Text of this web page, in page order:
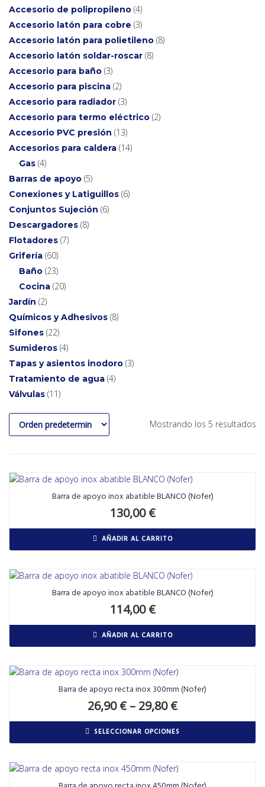
Mostrando los 5 resultados
Barra de apoyo inox abatible BLANCO (Nofer)
130,00€
AÑADIR AL CARRITO
Barra de apoyo inox abatible BLANCO (Nofer)
114,00€
AÑADIR AL CARRITO
Barra de apoyo recta inox 300mm (Nofer)
26,90€– 29,80€
SELECCIONAR OPCIONES
Accesorio de polipropileno 4
Accesorio latón para cobre 3
Accesorio latón para polietileno 8
Accesorio latón soldar-roscar 8
Accesorio para baño 3
Accesorio para piscina 2
Accesorio para radiador 3
Accesorio para termo eléctrico 2
Accesorio PVC presión 13
Accesorios para caldera 14
Gas 4
Barras de apoyo 5
Conexiones y Latiguillos 6
Conjuntos Sujeción 6
Descargadores 8
Flotadores 7
Grifería 60
Baño 23
Cocina 20
Jardín 2
Químicos y Adhesivos 8
Sifones 22
Sumideros 4
Tapas y asientos inodoro 3
Tratamiento de agua 4
Válvulas 11